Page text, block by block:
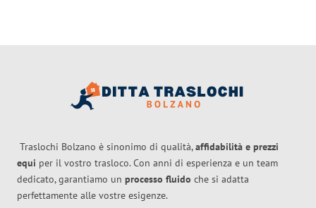
Traslochi Bolzano è sinonimo di qualità,affidabilità e prezzi
equi per il vostro trasloco. Con anni di esperienza e un team
dedicato, garantiamo un processo fluido che si adatta
perfettamente alle vostre esigenze.